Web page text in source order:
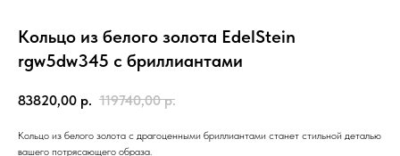
Кольцо из белого золота EdelStein
rgw5dw345 с бриллиантами
83820,00 р. 119740,00 р.
Кольцо из белого золота с драгоценными бриллиантами станет стильной деталью
вашего потрясающего образа.